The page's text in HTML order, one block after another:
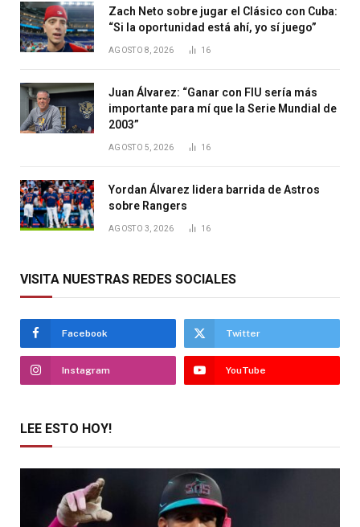
Zach Neto sobre jugar el Clásico con Cuba:
“Si la oportunidad está ahí, yo sí juego”
AGOSTO 8, 2026 16
Juan Álvarez: “Ganar con FIU sería más
importante para mí que la Serie Mundial de
2003”
AGOSTO 5, 2026 16
Yordan Álvarez lidera barrida de Astros
sobre Rangers
AGOSTO 3, 2026 16
VISITA NUESTRAS REDES SOCIALES
Facebook Twitter
Instagram YouTube
LEE ESTO HOY!